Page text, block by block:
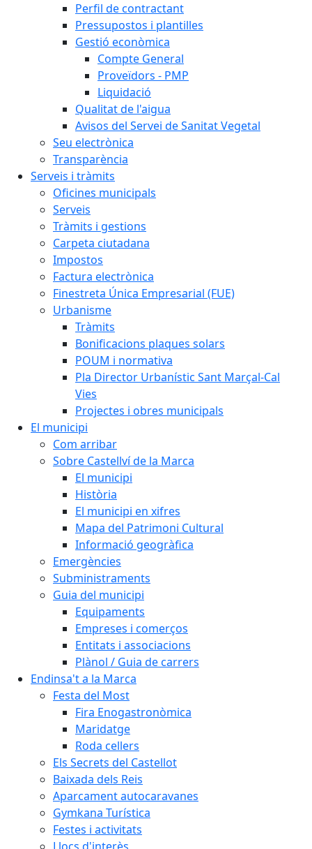
Perfil de contractant
Pressupostos i plantilles
Gestió econòmica
Compte General
Proveïdors - PMP
Liquidació
Qualitat de l'aigua
Avisos del Servei de Sanitat Vegetal
Seu electrònica
Transparència
Serveis i tràmits
Oficines municipals
Serveis
Tràmits i gestions
Carpeta ciutadana
Impostos
Factura electrònica
Finestreta Única Empresarial (FUE)
Urbanisme
Tràmits
Bonificacions plaques solars
POUM i normativa
Pla Director Urbanístic Sant Marçal-Cal
Vies
Projectes i obres municipals
El municipi
Com arribar
Sobre Castellví de la Marca
El municipi
Història
El municipi en xifres
Mapa del Patrimoni Cultural
Informació geogràfica
Emergències
Subministraments
Guia del municipi
Equipaments
Empreses i comerços
Entitats i associacions
Plànol / Guia de carrers
Endinsa't a la Marca
Festa del Most
Fira Enogastronòmica
Maridatge
Roda cellers
Els Secrets del Castellot
Baixada dels Reis
Aparcament autocaravanes
Gymkana Turística
Festes i activitats